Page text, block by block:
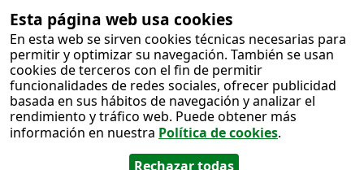
Esta página web usa cookies
En esta web se sirven cookies técnicas necesarias para
permitir y optimizar su navegación. También se usan
cookies de terceros con el fin de permitir
funcionalidades de redes sociales, ofrecer publicidad
basada en sus hábitos de navegación y analizar el
rendimiento y tráfico web. Puede obtener más
información en nuestra Política de cookies.